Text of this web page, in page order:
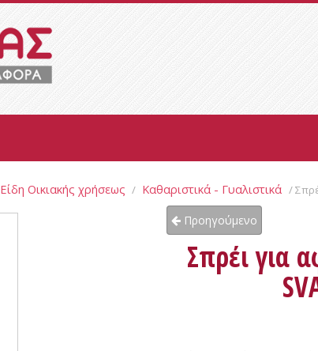
Είδη Οικιακής χρήσεως / Καθαριστικά - Γυαλιστικά /
Προηγούμενο
Σπρέι για